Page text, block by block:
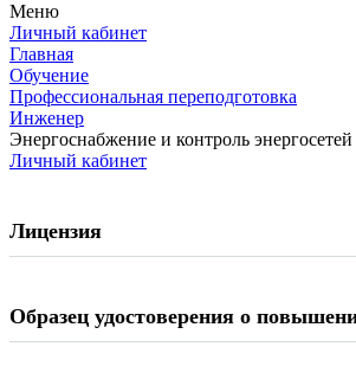
Меню
Личный кабинет
Главная
Обучение
Профессиональная переподготовка
Инженер
Энергоснабжение и контроль энергосетей
Личный кабинет
Лицензия
Образец удостоверения о